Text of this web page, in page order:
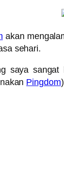
akan
sehari.
saya
Pingdom